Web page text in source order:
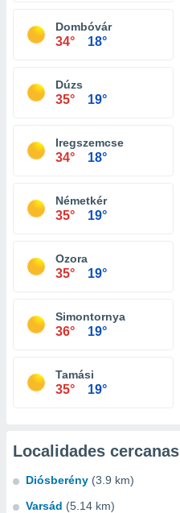
Dombóvár
34° 18°
Dúzs
35° 19°
Iregszemcse
34° 18°
Németkér
35° 19°
Ozora
35° 19°
Simontornya
36° 19°
Tamási
35° 19°
Localidades cercanas
Diósberény (3.9 km)
Varsád (5.14 km)